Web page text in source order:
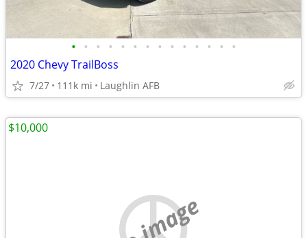
• • • • • • • • • • • • • •
2020 Chevy TrailBoss
7/27 111k mi Laughlin AFB
$10,000